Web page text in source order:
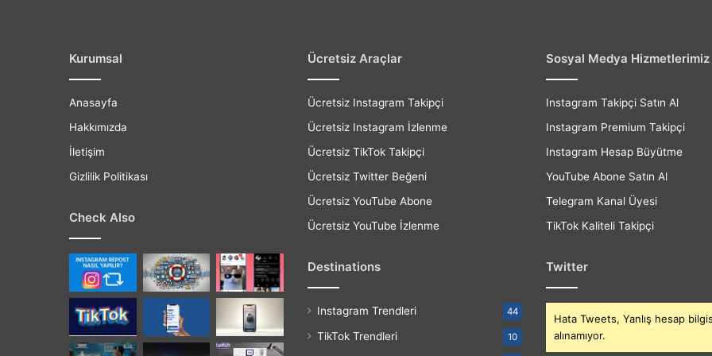
Kurumsal
Anasayfa
Hakkımızda
İletişim
Gizlilik Politikası
Check Also
Ücretsiz Araçlar
Ücretsiz Instagram Takipçi
Ücretsiz Instagram İzlenme
Ücretsiz TikTok Takipçi
Ücretsiz Twitter Beğeni
Ücretsiz YouTube Abone
Ücretsiz YouTube İzlenme
Destinations
Instagram Trendleri 44
TikTok Trendleri 10
Sosyal Medya Hizmetlerimiz
Instagram Takipçi Satın Al
Instagram Premium Takipçi
Instagram Hesap Büyütme
YouTube Abone Satın Al
Telegram Kanal Üyesi
TikTok Kaliteli Takipçi
Twitter
Hata Tweets, Yanlış hesap
alınamıyor.